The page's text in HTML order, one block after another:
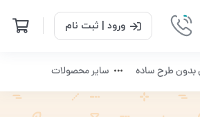
ورود | ثبت نام
بدون طرح ساده سایر محصولات